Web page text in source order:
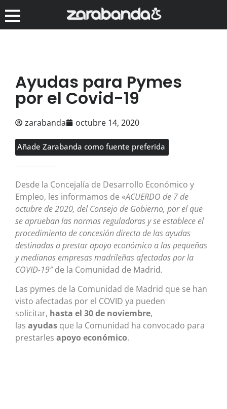
Ayudas para Pymes
por el Covid-19
zarabanda octubre 14, 2020
Añade Zarabanda como fuente preferida
Desde la Concejalía de Desarrollo Económico y
Empleo, les informamos de «ACUERDO de 7 de
octubre de 2020, del Consejo de Gobierno, por el que
se aprueban las normas reguladoras y se establece el
procedimiento de concesión directa de las ayudas
destinadas a prestar apoyo económico a las pequeñas
y medianas empresas madrileñas afectadas por la
COVID-19″de la Comunidad de Madrid.
Las pymes de la Comunidad de Madrid que se han
visto afectadas por el COVID ya pueden
solicitar, hasta el 30 de noviembre,
las ayudas que la Comunidad ha convocado para
prestarles apoyo económico.